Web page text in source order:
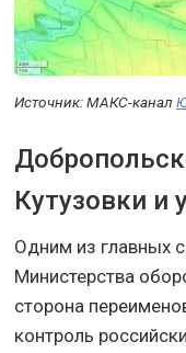
Источник: МАКС-канал
Кутузовки и
Одним из главных
Министерства
сторона
контроль